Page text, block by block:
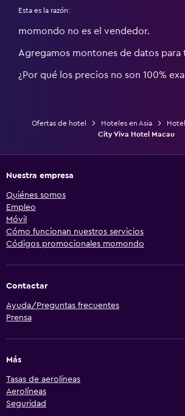
Esta es la razón:
momondo no es el vendedor.
Agregamos montones de datos para
¿Por qué los precios no son 100%
Ofertas de hotel Hoteles en Asia
City Viva Hotel Macau
Nuestra empresa
Quiénes somos
Empleo
Móvil
Cómo funcionan nuestros servicios
Códigos promocionales momondo
Contactar
Ayuda/Preguntas frecuentes
Prensa
Más
Tasas de aerolíneas
Aerolíneas
Seguridad